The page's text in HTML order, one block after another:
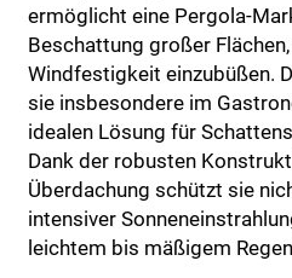
ermöglicht eine Pergola-
Beschattung großer
Windfestigkeit einzubüßen.
sie insbesondere im
idealen Lösung für
Dank der robusten
Überdachung schützt sie
intensiver
leichtem bis mäßigem